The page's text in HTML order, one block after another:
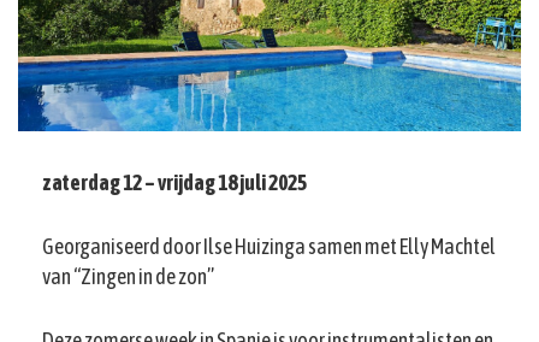
zaterdag 12 – vrijdag 18 juli 2025
Georganiseerd door Ilse Huizinga samen met Elly Machtel
van “Zingen in de zon”